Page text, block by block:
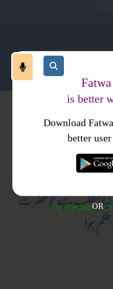
کتب فتاوی
فتاوی اصحاب الحدیث جلد2
کا کیا مطلب ہے جو حضرت
حکم ہوا
is better
Download
better
Try The AppOR